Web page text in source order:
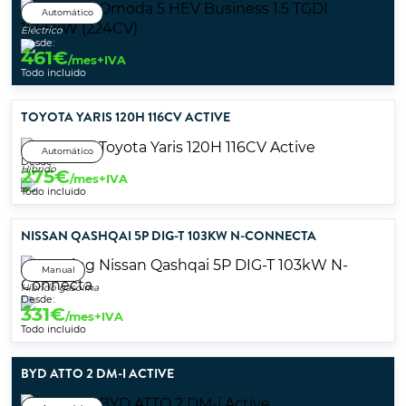
Automático
Eléctrico
Desde:
461€/mes+IVA
Todo incluido
TOYOTA YARIS 120H 116CV ACTIVE
Automático
Híbrido
Desde:
275€/mes+IVA
Todo incluido
NISSAN QASHQAI 5P DIG-T 103KW N-CONNECTA
Manual
Híbrido gasolina
Desde:
331€/mes+IVA
Todo incluido
BYD ATTO 2 DM-I ACTIVE